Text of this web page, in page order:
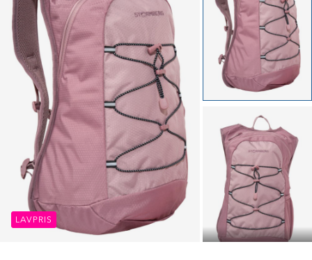
LAVPRIS LAVPRIS
LAVPRIS